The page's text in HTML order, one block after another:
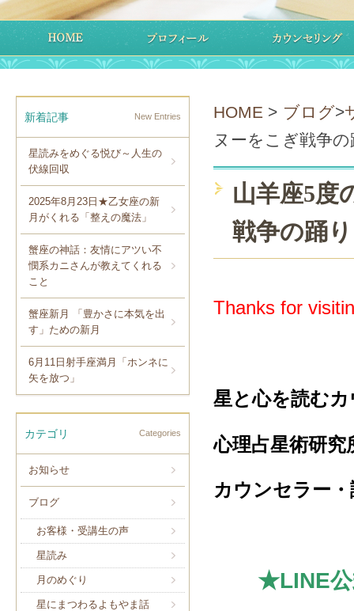
新着記事 New Entries
星読みをめぐる悦び～人生の
伏線回収
2025年8月23日★乙女座の新
月がくれる「整えの魔法」
蟹座の神話：友情にアツい不
憫系カニさんが教えてくれる
こと
蟹座新月 「豊かさに本気を出
す」ための新月
6月11日射手座満月「ホンネに
矢を放つ」
カテゴリ Categories
お知らせ
ブログ
お客様・受講生の声
星読み
月のめぐり
星にまつわるよもやま話
HOME > ブログ>
ヌーをこぎ戦争
山羊座5度
戦争の踊
Thanks for
星と心を読む
心理占星術研
カウンセラー
★LINE